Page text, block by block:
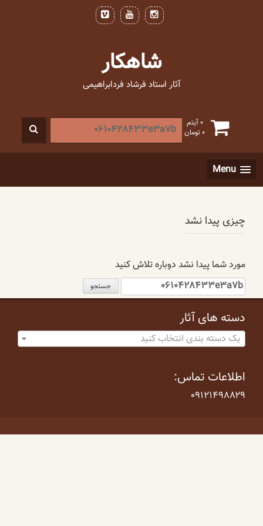
شاهکار
آثار استاد فرشاد فردابراهیمی
0 آیتم
0تومان
جستجو
برای
Menu
چیزی پیدا نشد
مورد شما پیدا نشد دوباره تلاش کنید
جستجو
برای:
دسته های آثار
یک دسته بندی انتخاب کنید
اطلاعات تماس:
۰۹۱۲۱۴۹۸۸۲۹